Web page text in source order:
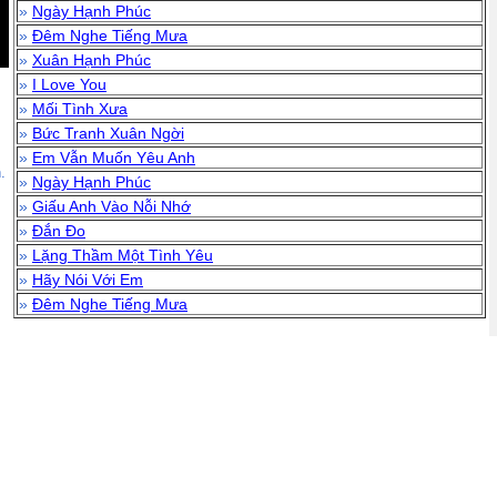
» Ngày Hạnh Phúc
» Đêm Nghe Tiếng Mưa
» Xuân Hạnh Phúc
» I Love You
» Mối Tình Xưa
» Bức Tranh Xuân Ngời
» Em Vẫn Muốn Yêu Anh
» Ngày Hạnh Phúc
» Giấu Anh Vào Nỗi Nhớ
» Đắn Đo
» Lặng Thầm Một Tình Yêu
» Hãy Nói Với Em
» Đêm Nghe Tiếng Mưa